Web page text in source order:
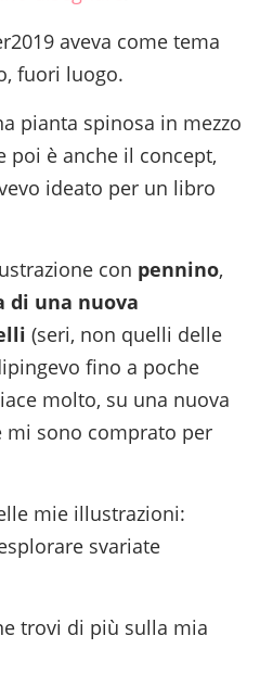
aveva come tema
fuori luogo.
pianta spinosa in mezzo
poi è anche il concept,
ideato per un libro
con pennino,
di una nuova
(seri, non quelli delle
fino a poche
molto, su una nuova
mi sono comprato per
mie illustrazioni:
svariate
trovi di più sulla mia